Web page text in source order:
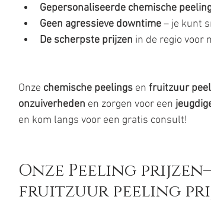
Gepersonaliseerde chemische
Geen agressieve downtime – je kunt
De scherpste prijzen in de regio voor
Onze chemische peelings en fruitzuur
onzuiverheden en zorgen voor een
en kom langs voor een gratis consult!
Onze Peeling
fruitzuur peeling